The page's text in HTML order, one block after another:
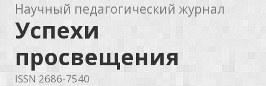
Научный педагогический журнал
Успехи
просвещения
ISSN 2686-7540